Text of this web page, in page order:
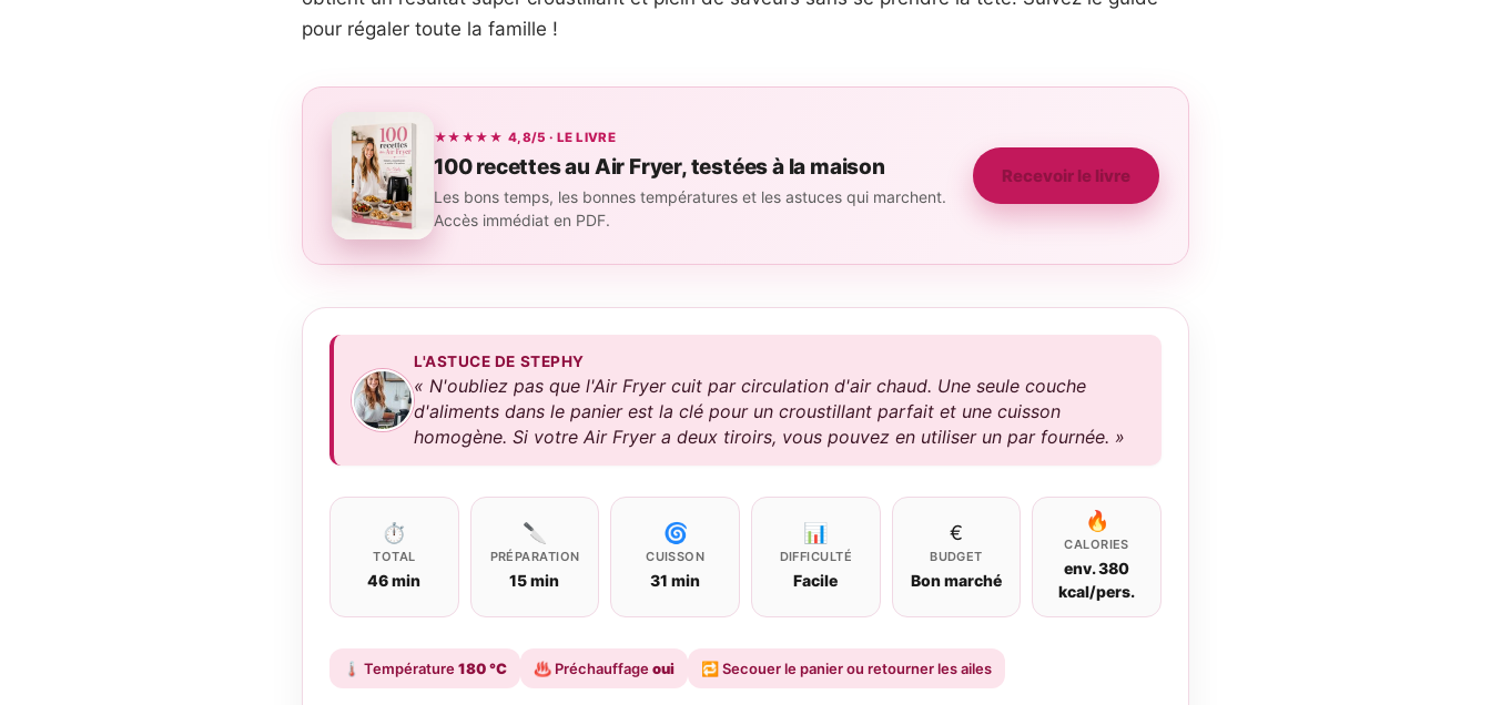
pour régaler toute la famille !
★★★★★ 4,8/5 · LE LIVRE
100 recettes au Air Fryer, testées à la maison
Les bons temps, les bonnes températures et les astuces qui marchent.
Accès immédiat en PDF.
Recevoir le livre
L'ASTUCE DE STEPHY
« N'oubliez pas que l'Air Fryer cuit par circulation d'air chaud. Une seule couche
d'aliments dans le panier est la clé pour un croustillant parfait et une cuisson
homogène. Si votre Air Fryer a deux tiroirs, vous pouvez en utiliser un par fournée. »
⏱
TOTAL
46 min
🔪
PRÉPARATION
15 min
🌀
CUISSON
31 min
📊
DIFFICULTÉ
Facile
€
BUDGET
Bon marché
🔥
CALORIES
env. 380
kcal/pers.
🌡️ Température180 °C ♨️ Préchauffageoui 🔁 Secouer le panier ou retourner les ailes